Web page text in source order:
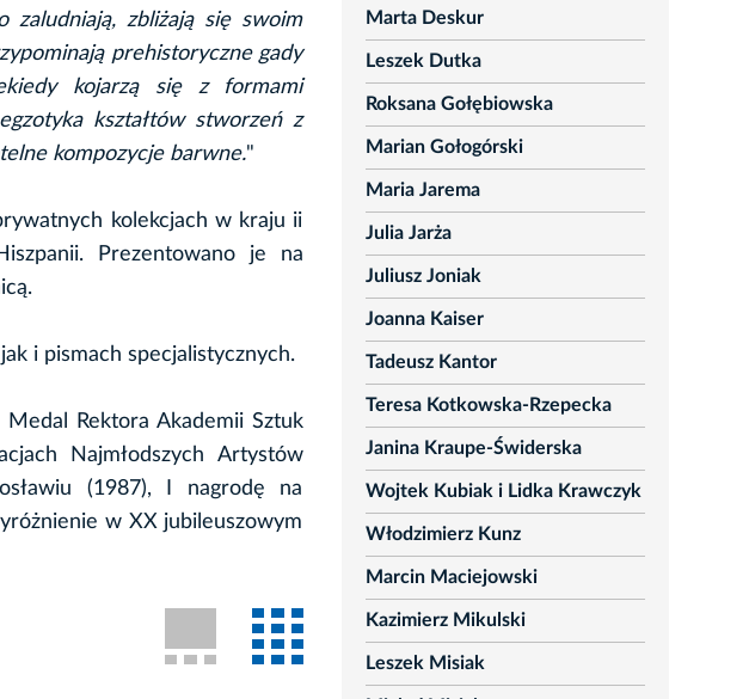
zaludniają, zbliżają się swoim
prehistoryczne gady
kojarzą się z formami
kształtów stworzeń z
kompozycje barwne."
kolekcjach w kraju ii
Prezentowano je na
i pismach specjalistycznych.
Rektora Akademii Sztuk
Najmłodszych Artystów
(1987), I nagrodę na
w XX jubileuszowym
Marta Deskur
Leszek Dutka
Roksana Gołębiowska
Marian Gołogórski
Maria Jarema
Julia Jarża
Juliusz Joniak
Joanna Kaiser
Tadeusz Kantor
Teresa Kotkowska-Rzepecka
Janina Kraupe-Świderska
Wojtek Kubiak i Lidka Krawczyk
Włodzimierz Kunz
Marcin Maciejowski
Kazimierz Mikulski
Leszek Misiak